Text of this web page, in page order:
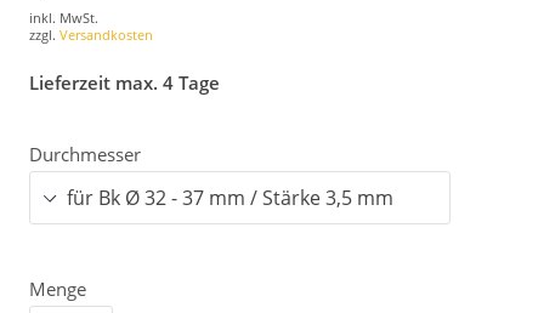
inkl. MwSt.
zzgl. Versandkosten
Lieferzeit max. 4 Tage
Durchmesser
Menge